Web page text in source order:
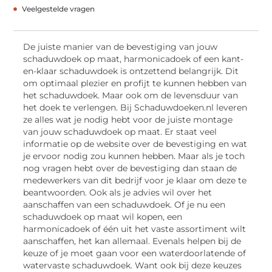
Veelgestelde vragen
De juiste manier van de bevestiging van jouw
schaduwdoek op maat, harmonicadoek of een kant-
en-klaar schaduwdoek is ontzettend belangrijk. Dit
om optimaal plezier en profijt te kunnen hebben van
het schaduwdoek. Maar ook om de levensduur van
het doek te verlengen. Bij Schaduwdoeken.nl leveren
ze alles wat je nodig hebt voor de juiste montage
van jouw schaduwdoek op maat. Er staat veel
informatie op de website over de bevestiging en wat
je ervoor nodig zou kunnen hebben. Maar als je toch
nog vragen hebt over de bevestiging dan staan de
medewerkers van dit bedrijf voor je klaar om deze te
beantwoorden. Ook als je advies wil over het
aanschaffen van een schaduwdoek. Of je nu een
schaduwdoek op maat wil kopen, een
harmonicadoek of één uit het vaste assortiment wilt
aanschaffen, het kan allemaal. Evenals helpen bij de
keuze of je moet gaan voor een waterdoorlatende of
watervaste schaduwdoek. Want ook bij deze keuzes